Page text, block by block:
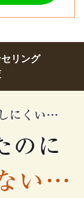
リング